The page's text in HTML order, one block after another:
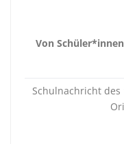
Von
Schulnachricht des